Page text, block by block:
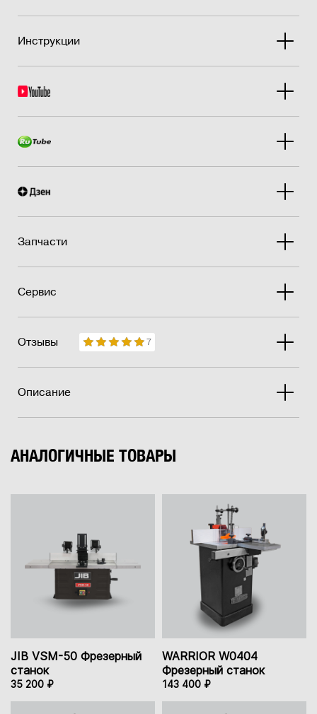
Инструкции
Запчасти
Сервис
Отзывы 7
Описание
АНАЛОГИЧНЫЕ ТОВАРЫ
JIB VSM-50 Фрезерный
станок
35 200 ₽
WARRIOR W0404
Фрезерный станок
143 400 ₽